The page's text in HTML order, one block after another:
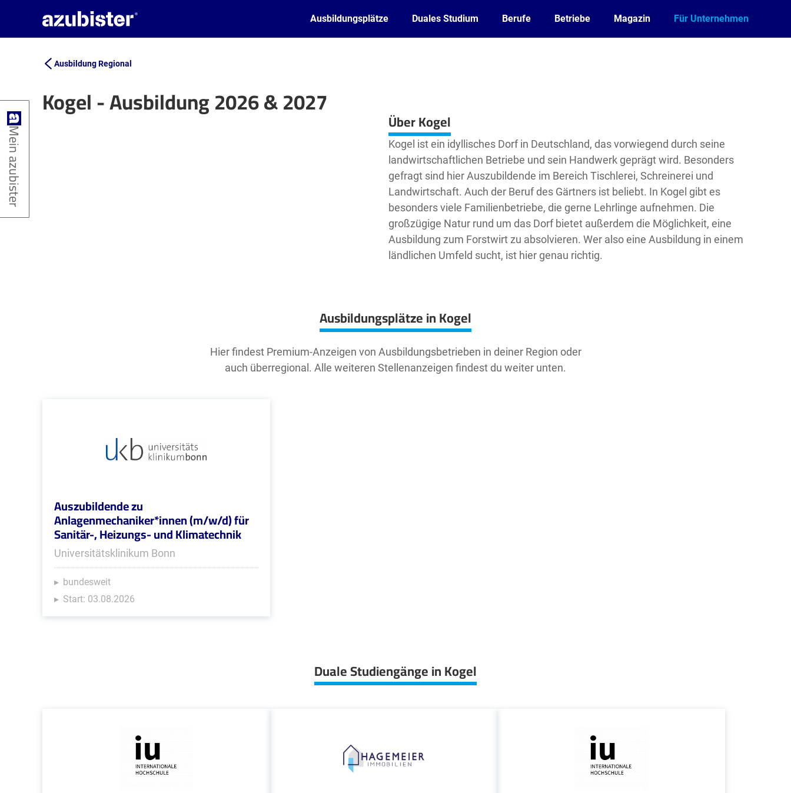
Ausbildungsplätze Duales Studium Berufe Betriebe Magazin Für Unternehmen
Ausbildung Regional
Kogel - Ausbildung 2026 & 2027
Leaflet| ©OpenStreetMap2 Über Kogel
Kogel ist ein idyllisches Dorf in Deutschland, das vorwiegend durch seine
landwirtschaftlichen Betriebe und sein Handwerk geprägt wird. Besonders
gefragt sind hier Auszubildende im Bereich Tischlerei, Schreinerei und
Landwirtschaft. Auch der Beruf des Gärtners ist beliebt. In Kogel gibt es
besonders viele Familienbetriebe, die gerne Lehrlinge aufnehmen. Die
großzügige Natur rund um das Dorf bietet außerdem die Möglichkeit, eine
Ausbildung zum Forstwirt zu absolvieren. Wer also eine Ausbildung in einem
ländlichen Umfeld sucht, ist hier genau richtig.
Ausbildungsplätze in Kogel
Hier findest Premium-Anzeigen von Ausbildungsbetrieben in deiner Region oder
auch überregional. Alle weiteren Stellenanzeigen findest du weiter unten.
Auszubildende zu
Anlagenmechaniker*innen (m/w/d) für
Sanitär-, Heizungs- und Klimatechnik
Universitätsklinikum Bonn
bundesweit
Start: 03.08.2026
Duale Studiengänge in Kogel
Mein azubister